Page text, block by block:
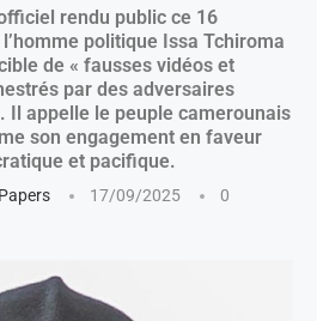
rendu public ce 16
politique Issa Tchiroma
de « fausses vidéos et
par des adversaires
Il appelle le peuple camerounais
son engagement en faveur
et pacifique.
17/09/2025
0